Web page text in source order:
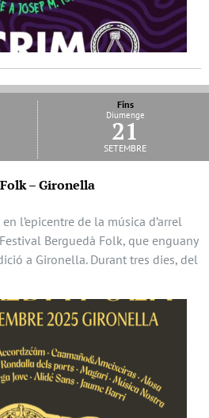
Fins
Diumenge
21
setembre
– Gironella
l’epicentre de la música d’arrel
Berguedà Folk, que enguany
a Gironella. Durant tres dies, del